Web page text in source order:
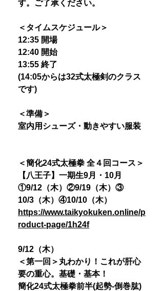
す。ご了承ください。
＜タイムスケジュール＞
12:35 開場
12:40 開始
13:55 終了
(14:05からは32式太極剣のクラス
です)
＜準備＞
室内用シューズ・動きやすい服装
＜簡化24式太極拳 全４回コース＞
【八王子】一期生9月・10月
①9/12（木）②9/19（木）③
10/3（木）④10/10（木）
https://www.taikyokuken.online/p
roduct-page/1h24f
9/12（木）
＜第一回＞丸わかり！これが肝心
要の重心。基礎・基本！
簡化24式太極拳前半(起勢-倒巻肱)